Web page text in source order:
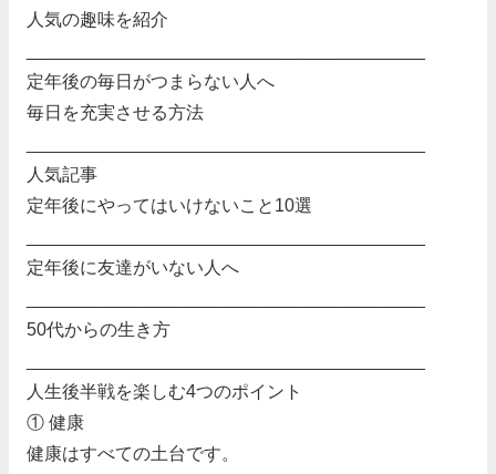
人気の趣味を紹介
定年後の毎日がつまらない人へ
毎日を充実させる方法
人気記事
定年後にやってはいけないこと10選
定年後に友達がいない人へ
50代からの生き方
人生後半戦を楽しむ4つのポイント
① 健康
健康はすべての土台です。